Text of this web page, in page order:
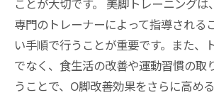
ことが大切です。 美脚トレーニングは
専門のトレーナーによって指導される
い手順で行うことが重要です。また、
でなく、食生活の改善や運動習慣の取
うことで、O脚改善効果をさらに高め